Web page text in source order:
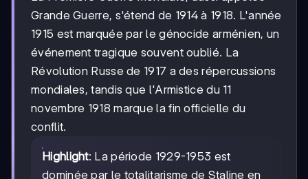
Grande Guerre, s'étend de 1914 à 1918. L'année
1915 est marquée par le génocide arménien, un
événement tragique souvent oublié. La
Révolution Russe de 1917 a des répercussions
mondiales, tandis que l'Armistice du 11
novembre 1918 marque la fin officielle du
conflit.
Highlight: La période 1929-1953 est
dominée par le totalitarisme de Staline en